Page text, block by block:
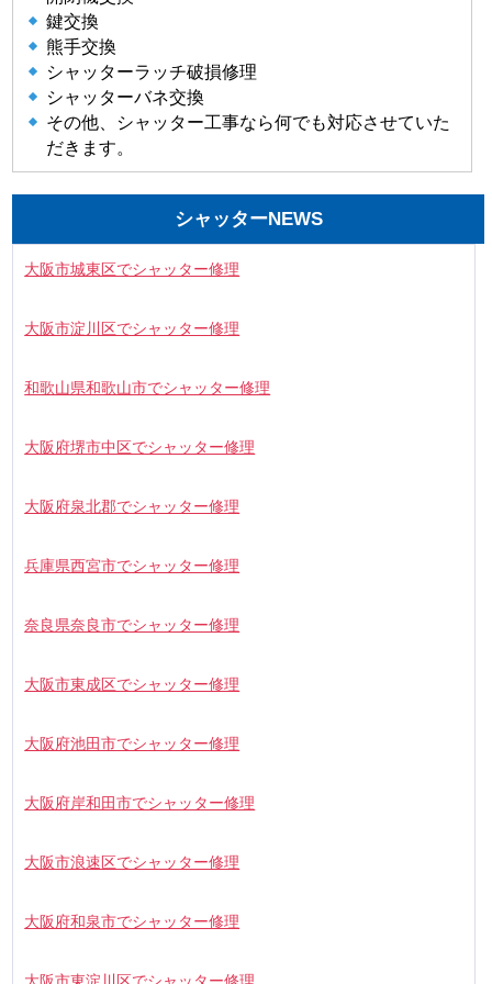
鍵交換
熊手交換
シャッターラッチ破損修理
シャッターバネ交換
その他、シャッター工事なら何でも対応させていた
だきます。
シャッターNEWS
大阪市城東区でシャッター修理
大阪市淀川区でシャッター修理
和歌山県和歌山市でシャッター修理
大阪府堺市中区でシャッター修理
大阪府泉北郡でシャッター修理
兵庫県西宮市でシャッター修理
奈良県奈良市でシャッター修理
大阪市東成区でシャッター修理
大阪府池田市でシャッター修理
大阪府岸和田市でシャッター修理
大阪市浪速区でシャッター修理
大阪府和泉市でシャッター修理